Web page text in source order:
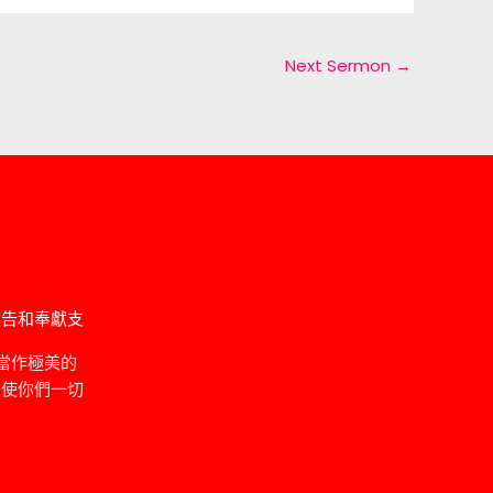
Next Sermon →
和奉獻支
作極美的
你們一切